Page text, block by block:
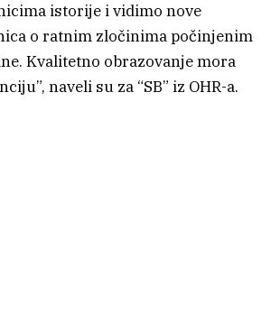
istorije i vidimo nove
o ratnim zločinima počinjenim
Kvalitetno obrazovanje mora
naveli su za “SB” iz OHR-a.